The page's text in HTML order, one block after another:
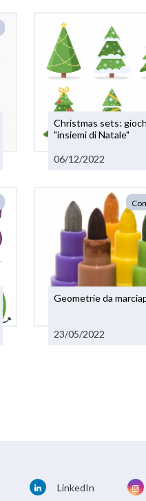
Christmas sets:
"insiemi di Natale"
06/12/2022
Geometrie da
23/05/2022
LinkedIn